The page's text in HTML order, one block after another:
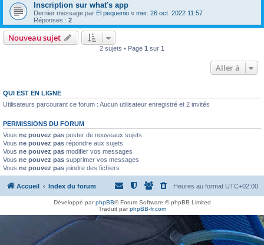
Inscription sur what's app
Dernier message par El pequenio « mer. 26 oct. 2022 11:57
Réponses : 2
Nouveau sujet
2 sujets • Page 1 sur 1
Aller à
QUI EST EN LIGNE
Utilisateurs parcourant ce forum : Aucun utilisateur enregistré et 2 invités
PERMISSIONS DU FORUM
Vous ne pouvez pas poster de nouveaux sujets
Vous ne pouvez pas répondre aux sujets
Vous ne pouvez pas modifier vos messages
Vous ne pouvez pas supprimer vos messages
Vous ne pouvez pas joindre des fichiers
Accueil Index du forum Heures au format UTC+02:00
Développé parphpBB® Forum Software © phpBB Limited
Traduit parphpBB-fr.com